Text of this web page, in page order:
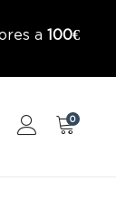
a 100€
0